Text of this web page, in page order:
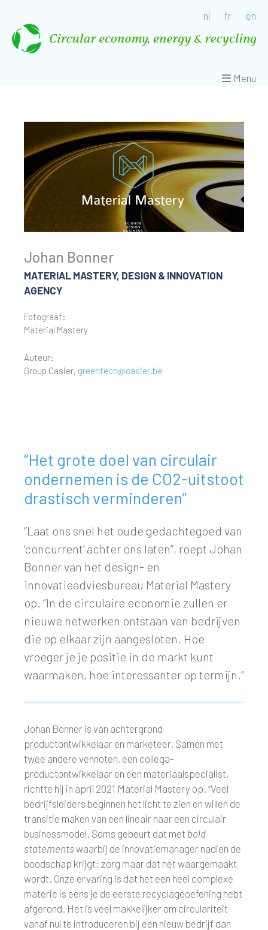
nl fr en
Menu
Johan Bonner
MATERIAL MASTERY, DESIGN & INNOVATION
AGENCY
Fotograaf:
Material Mastery
Auteur:
Group Casier, greentech@casier.be
“Het grote doel van circulair
ondernemen is de CO2-uitstoot
drastisch verminderen”
“Laat ons snel het oude gedachtegoed van
‘concurrent’ achter ons laten”, roept Johan
Bonner van het design- en
innovatieadviesbureau Material Mastery
op. “In de circulaire economie zullen er
nieuwe netwerken ontstaan van bedrijven
die op elkaar zijn aangesloten. Hoe
vroeger je je positie in de markt kunt
waarmaken, hoe interessanter op termijn.”
Johan Bonner is van achtergrond
productontwikkelaar en marketeer. Samen met
twee andere vennoten, een collega-
productontwikkelaar en een materiaalspecialist,
richtte hij in april 2021 Material Mastery op. “Veel
bedrijfsleiders beginnen het licht te zien en willen de
transitie maken van een lineair naar een circulair
businessmodel. Soms gebeurt dat met bold
statementswaarbij de innovatiemanager nadien de
boodschap krijgt: zorg maar dat het waargemaakt
wordt. Onze ervaring is dat het een heel complexe
materie is eens je de eerste recyclageoefening hebt
afgerond. Het is veel makkelijker om circulariteit
vanaf nul te introduceren bij een nieuw bedrijf dan